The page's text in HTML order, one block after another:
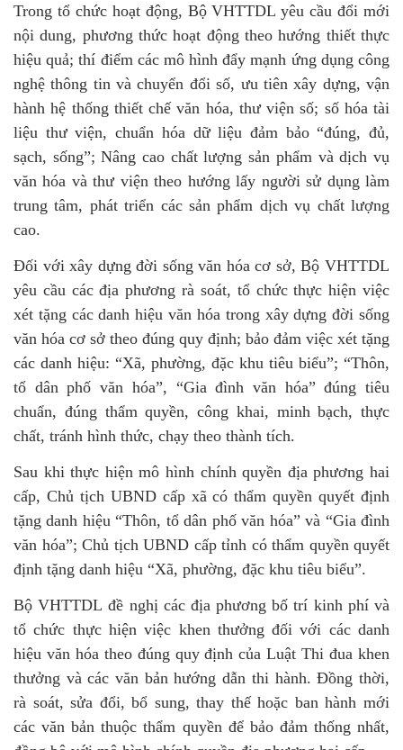
Trong tổ chức hoạt động, Bộ VHTTDL yêu cầu đổi mới
nội dung, phương thức hoạt động theo hướng thiết thực
hiệu quả; thí điểm các mô hình đẩy mạnh ứng dụng công
nghệ thông tin và chuyển đổi số, ưu tiên xây dựng, vận
hành hệ thống thiết chế văn hóa, thư viện số; số hóa tài
liệu thư viện, chuẩn hóa dữ liệu đảm bảo “đúng, đủ,
sạch, sống”; Nâng cao chất lượng sản phẩm và dịch vụ
văn hóa và thư viện theo hướng lấy người sử dụng làm
trung tâm, phát triển các sản phẩm dịch vụ chất lượng
cao.
Đối với xây dựng đời sống văn hóa cơ sở, Bộ VHTTDL
yêu cầu các địa phương rà soát, tổ chức thực hiện việc
xét tặng các danh hiệu văn hóa trong xây dựng đời sống
văn hóa cơ sở theo đúng quy định; bảo đảm việc xét tặng
các danh hiệu: “Xã, phường, đặc khu tiêu biểu”; “Thôn,
tổ dân phố văn hóa”, “Gia đình văn hóa” đúng tiêu
chuẩn, đúng thẩm quyền, công khai, minh bạch, thực
chất, tránh hình thức, chạy theo thành tích.
Sau khi thực hiện mô hình chính quyền địa phương hai
cấp, Chủ tịch UBND cấp xã có thẩm quyền quyết định
tặng danh hiệu “Thôn, tổ dân phố văn hóa” và “Gia đình
văn hóa”; Chủ tịch UBND cấp tỉnh có thẩm quyền quyết
định tặng danh hiệu “Xã, phường, đặc khu tiêu biểu”.
Bộ VHTTDL đề nghị các địa phương bố trí kinh phí và
tổ chức thực hiện việc khen thưởng đối với các danh
hiệu văn hóa theo đúng quy định của Luật Thi đua khen
thưởng và các văn bản hướng dẫn thi hành. Đồng thời,
rà soát, sửa đổi, bổ sung, thay thế hoặc ban hành mới
các văn bản thuộc thẩm quyền để bảo đảm thống nhất,